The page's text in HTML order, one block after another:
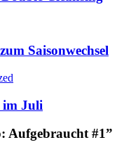
Saisonwechsel
im Juli
Aufgebraucht #1”